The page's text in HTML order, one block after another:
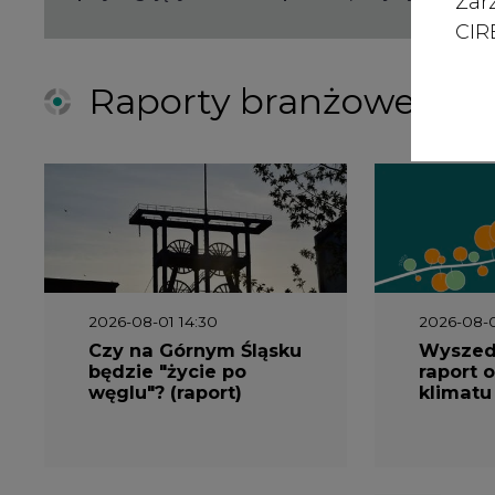
Raporty branżowe
2026-08-01 14:30
Czy na Górnym Śląsku
będzie "życie po
węglu"? (raport)
2026-08-
raport
klimatu